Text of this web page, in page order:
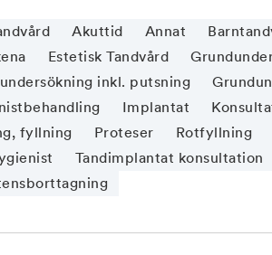
Akuttid Annat
Estetisk Tandvård
inkl. putsning
Implantat
fyllning
Proteser Rotfyllning
Tandimplantat konsultation